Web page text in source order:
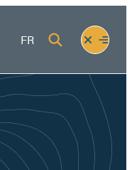
FR
Fermer
le
menu
Ouvrir
le